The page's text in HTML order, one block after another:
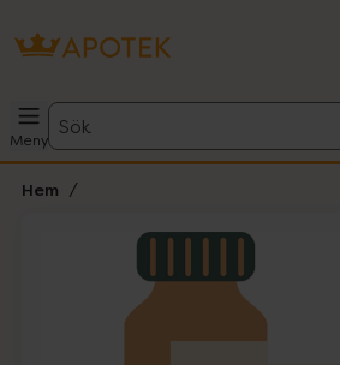
Meny
Sök
Hem
Lista: . Innehåller 1 objekt.